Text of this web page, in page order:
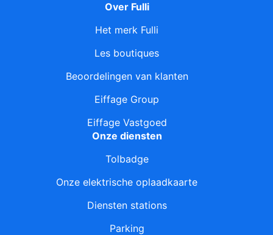
Over Fulli
Het merk Fulli
Les boutiques
Beoordelingen van klanten
Eiffage Group
Eiffage Vastgoed
Onze diensten
Tolbadge
Onze elektrische oplaadkaarte
Diensten stations
Parking